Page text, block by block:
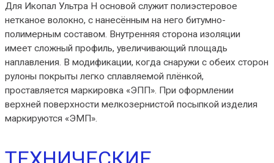
Для Икопал Ультра Н основой служит полиэстеровое
нетканое волокно, с нанесённым на него битумно-
полимерным составом. Внутренняя сторона изоляции
имеет сложный профиль, увеличивающий площадь
наплавления. В модификации, когда снаружи с обеих сторон
рулоны покрыты легко сплавляемой плёнкой,
проставляется маркировка «ЭПП». При оформлении
верхней поверхности мелкозернистой посыпкой изделия
маркируются «ЭМП».